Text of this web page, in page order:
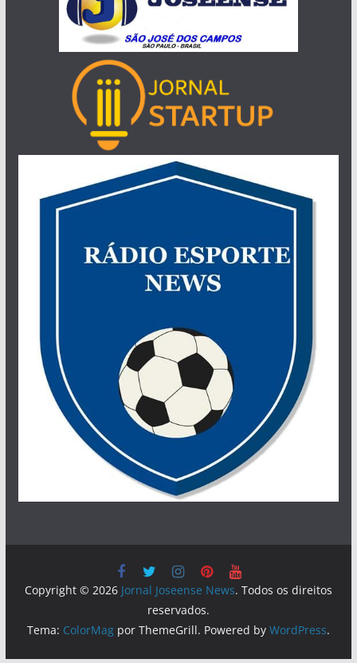
Copyright © 2026 Jornal Joseense News. Todos os direitos
reservados.
Tema: ColorMagpor ThemeGrill. Powered by WordPress.